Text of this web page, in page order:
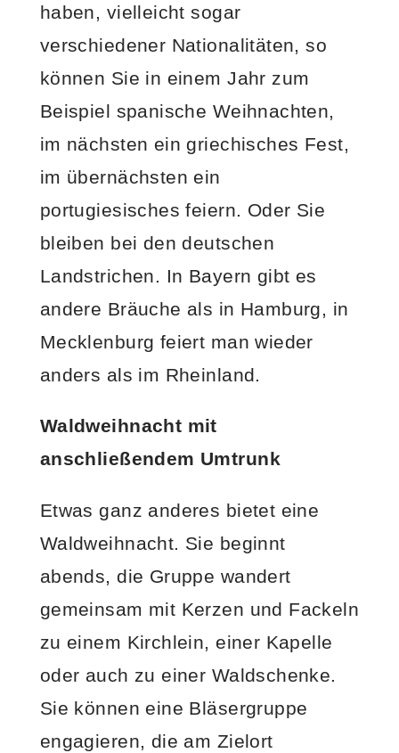
haben, vielleicht sogar
verschiedener Nationalitäten, so
können Sie in einem Jahr zum
Beispiel spanische Weihnachten,
im nächsten ein griechisches Fest,
im übernächsten ein
portugiesisches feiern. Oder Sie
bleiben bei den deutschen
Landstrichen. In Bayern gibt es
andere Bräuche als in Hamburg, in
Mecklenburg feiert man wieder
anders als im Rheinland.
Waldweihnacht mit
anschließendem Umtrunk
Etwas ganz anderes bietet eine
Waldweihnacht. Sie beginnt
abends, die Gruppe wandert
gemeinsam mit Kerzen und Fackeln
zu einem Kirchlein, einer Kapelle
oder auch zu einer Waldschenke.
Sie können eine Bläsergruppe
engagieren, die am Zielort